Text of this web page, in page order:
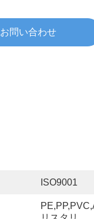
お問い合わせ
ISO9001